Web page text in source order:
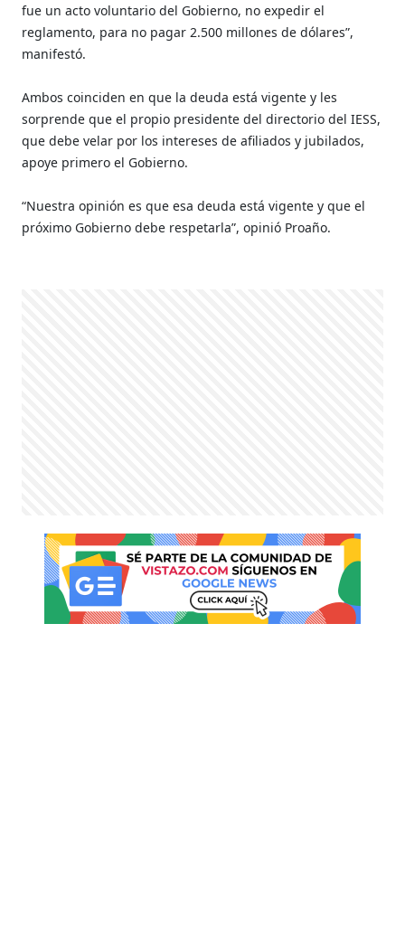
fue un acto voluntario del Gobierno, no expedir el
reglamento, para no pagar 2.500 millones de dólares”,
manifestó.
Ambos coinciden en que la deuda está vigente y les
sorprende que el propio presidente del directorio del IESS,
que debe velar por los intereses de afiliados y jubilados,
apoye primero el Gobierno.
“Nuestra opinión es que esa deuda está vigente y que el
próximo Gobierno debe respetarla”, opinió Proaño.